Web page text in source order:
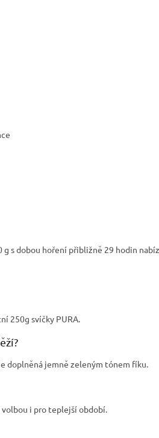
g s dobou hoření přibližně 29 hodin
250g svíčky PURA.
doplněná jemně zeleným tónem fíku.
i pro teplejší období.